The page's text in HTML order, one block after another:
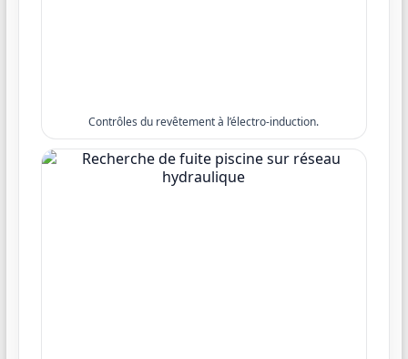
Contrôles du revêtement à l’électro-induction.